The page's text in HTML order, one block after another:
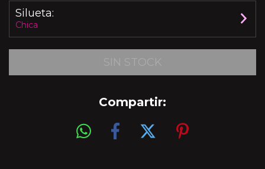
Silueta:
Chica
Compartir: